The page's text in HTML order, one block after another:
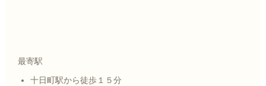
最寄駅
十日町駅から徒歩１５分